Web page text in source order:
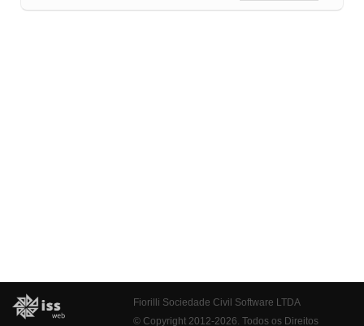
Fiorilli Sociedade Civil Software LTDA
© Copyright 2012-2026. Todos os Direitos